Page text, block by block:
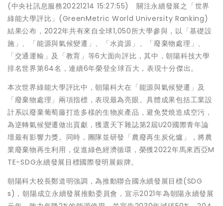
(中央社訊息服務20221214 15:27:55) 關注永續發展之「世界
綠能大學評比」(GreenMetric World University Ranking)
結果公布，2022年共有來自全球1,050所大學參與，以「基礎設
施」、「能源與氣候變遷」、「水資源」、「廢棄物處理」、
「交通運輸」及「教育」等6大面向評比，其中，朝陽科技大學
排名世界第64名，連續6年榮登全球百大，表現十分傑出。
本次世界綠能大學評比中，朝陽科大在「能源與氣候變遷」及
「廢棄物處理」兩項指標，表現最為亮眼。具體成果包括工業設
計系以廢棄葡萄藤打造多樣的生物炭產品，避免焚燒造成空污，
為逆轉氣候變遷做出貢獻，獲選天下雜誌第2屆U20國際青年論
壇最有影響力獎。同時，團隊並研發「農廢再生炭化爐」，將農
業廢棄物再生利用，促進綠色經濟循環，榮獲2022年馬來西亞M
TE-SDG永續發展目標國際發明展銀牌。
朝陽科大校長鄭道明強調，為推動聯合國永續發展目標(SDG
s)，朝陽成立永續發展推動委員會，宣示2021年為朝陽永續發展